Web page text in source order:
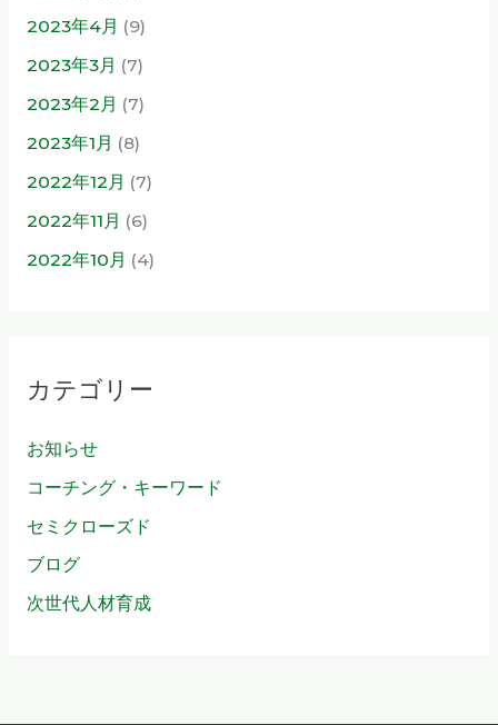
2023年4月 (9)
2023年3月 (7)
2023年2月 (7)
2023年1月 (8)
2022年12月 (7)
2022年11月 (6)
2022年10月 (4)
カテゴリー
お知らせ
コーチング・キーワード
セミクローズド
ブログ
次世代人材育成